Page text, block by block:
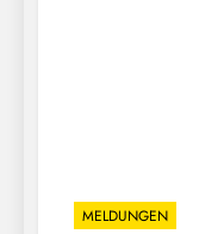
MELDUNGEN